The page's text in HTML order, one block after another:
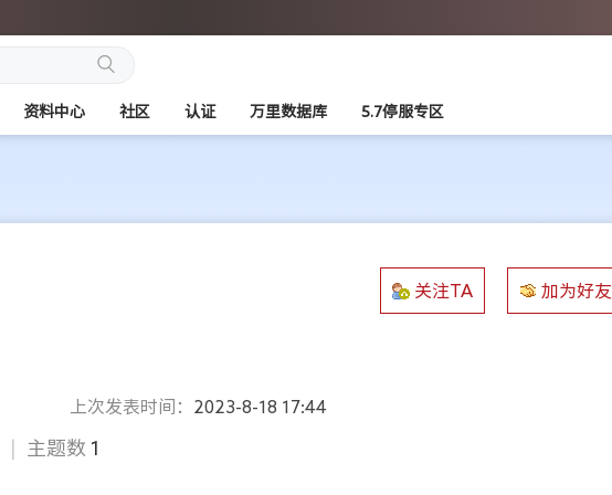
资料中心 社区 认证 万里数据库 5.7停服专区
关注TA 加为好友
上次发表时间： 2023-8-18 17:44
主题数 1